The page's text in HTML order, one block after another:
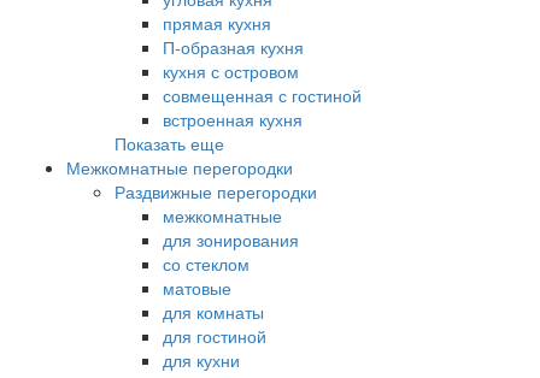
прямая кухня
П-образная кухня
кухня с островом
совмещенная с гостиной
встроенная кухня
Показать еще
Межкомнатные перегородки
Раздвижные перегородки
межкомнатные
для зонирования
со стеклом
матовые
для комнаты
для гостиной
для кухни